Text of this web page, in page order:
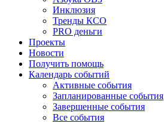
Инклюзия
Тренды КСО
PRO деньги
Проекты
Новости
Получить помощь
Календарь событий
Активные события
Запланированные события
Завершенные события
Все события